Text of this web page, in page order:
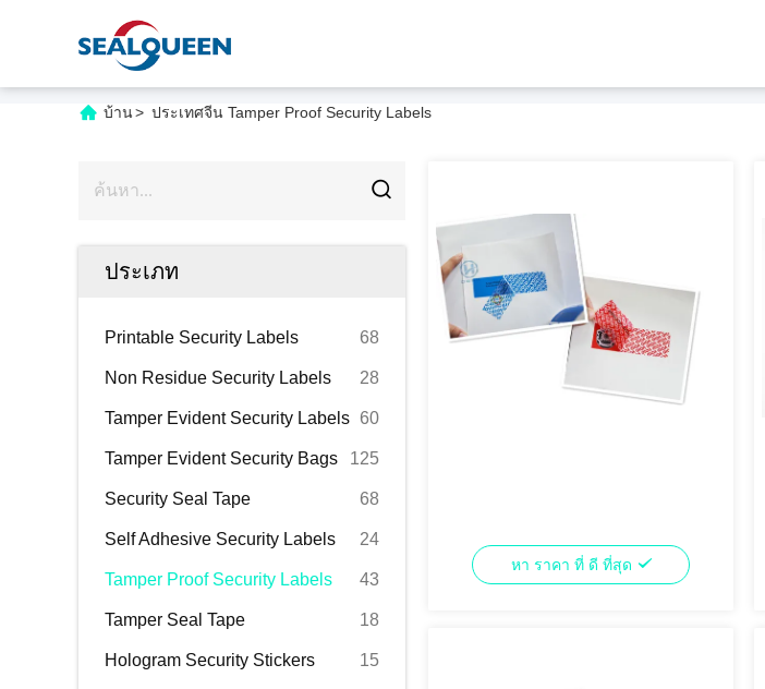
บ้าน> ประเทศจีน Tamper Proof Security Labels
ประเภท
Printable Security Labels 68
Non Residue Security Labels 28
Tamper Evident Security Labels 60
Tamper Evident Security Bags 125
Security Seal Tape 68
Self Adhesive Security Labels 24
Tamper Proof Security Labels 43
Tamper Seal Tape 18
Hologram Security Stickers 15
หา ราคา ที่ ดี ที่สุด